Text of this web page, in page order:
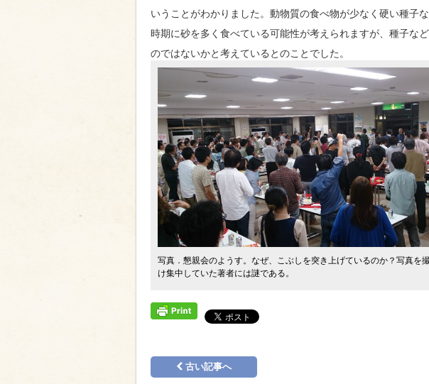
いうことがわかりました。動物質の食べ物が少なく硬い種子
時期に砂を多く食べている可能性が考えられますが、種子な
のではないかと考えているとのことでした。
写真．懇親会のようす。なぜ、こぶしを突き上げているのか？写真を
け集中していた著者には謎である。
古い記事へ